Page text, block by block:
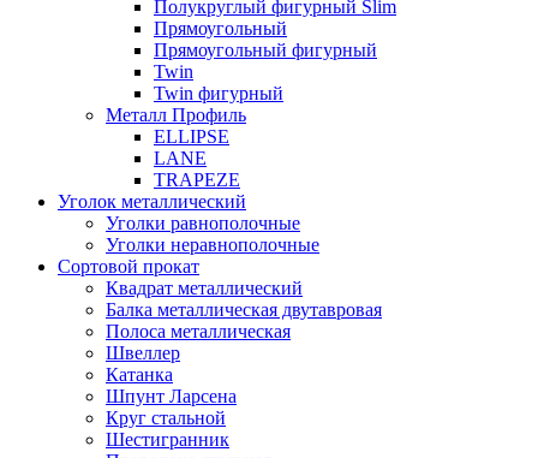
Полукруглый фигурный Slim
Прямоугольный
Прямоугольный фигурный
Twin
Twin фигурный
Металл Профиль
ELLIPSE
LАNE
TRAPEZE
Уголок металлический
Уголки равнополочные
Уголки неравнополочные
Сортовой прокат
Квадрат металлический
Балка металлическая двутавровая
Полоса металлическая
Швеллер
Катанка
Шпунт Ларсена
Круг стальной
Шестигранник